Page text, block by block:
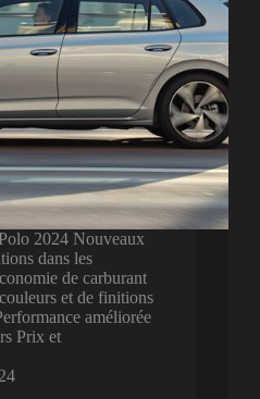
2024 Nouveaux
dans les
de carburant
et de finitions
améliorée
Prix et